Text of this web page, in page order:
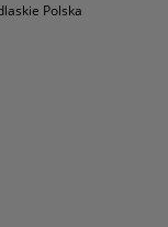
Polska